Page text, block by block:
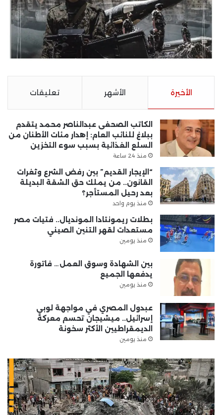
الأخيرة الأشهر تعليقات
الكاتب الصحفى عبدالناصر محمد يتقدم
ببلاغ للنائب العام: إهدار مئات الأطنان من
السلع الغذائية بسبب سوء التخزين
منذ 24 ساعة
“الإيجار القديم” بين رفض الشرع وثغرات
القانون.. من يملك حق الشقة البديلة
بعد رحيل المستأجر؟
منذ يوم واحد
بطلات ريمونتادا المونديال.. فتيات مصر
مستعدات لقهر التنين الصيني
منذ يومين
بين الشهادة وسوق العمل… فاتورة
يدفعها الجميع
منذ يومين
عبدول المصري في مواجهة لوبي
إسرائيل.. ميشيجان تحسم معركة
الديمقراطيين الأكثر سخونة
منذ يومين